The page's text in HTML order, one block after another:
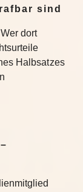
sind
dort
Halbsatzes